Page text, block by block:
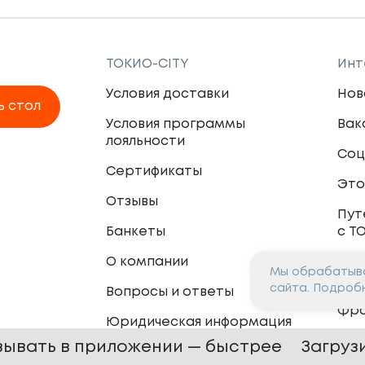
стол
ТОКИО-CITY
Условия доставки
Условия программы
лояльности
Сертификаты
Отзывы
Банкеты
О компании
Вопросы и ответы
Юридическая информация
с
Мы
сайта.
в приложении — быстрее